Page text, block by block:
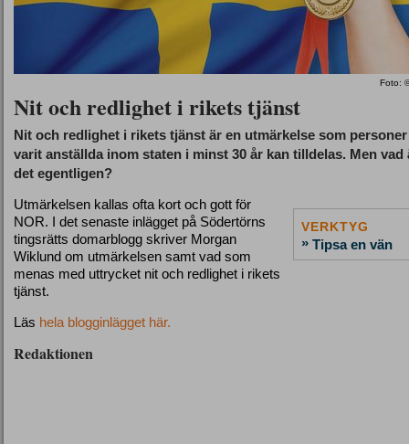
Foto:
Nit och redlighet i rikets tjänst
Nit och redlighet i rikets tjänst är en utmärkelse som
varit anställda inom staten i minst 30 år kan tilldelas. Men vad
det egentligen?
VERKTYG
» Tipsa en vän
Utmärkelsen kallas ofta kort och gott för
NOR. I det senaste inlägget på Södertörns
tingsrätts domarblogg skriver Morgan
Wiklund om utmärkelsen samt vad som
menas med uttrycket nit och redlighet i rikets
tjänst.
Läs hela blogginlägget här.
Redaktionen